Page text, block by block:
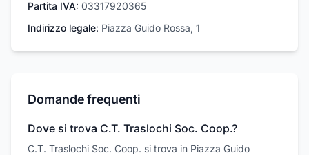
Partita IVA: 03317920365
Indirizzo legale: Piazza Guido Rossa, 1
Domande frequenti
Dove si trova C.T. Traslochi Soc. Coop.?
C.T. Traslochi Soc. Coop. si trova in Piazza Guido